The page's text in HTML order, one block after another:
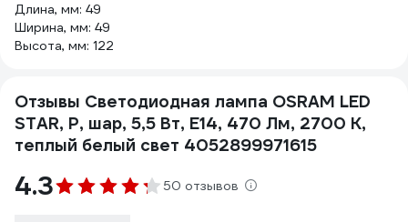
Длина, мм: 49
Ширина, мм: 49
Высота, мм: 122
Отзывы Светодиодная лампа OSRAM LED
STAR, P, шар, 5,5 Вт, E14, 470 Лм, 2700 К,
теплый белый свет 4052899971615
4.3 50 отзывов